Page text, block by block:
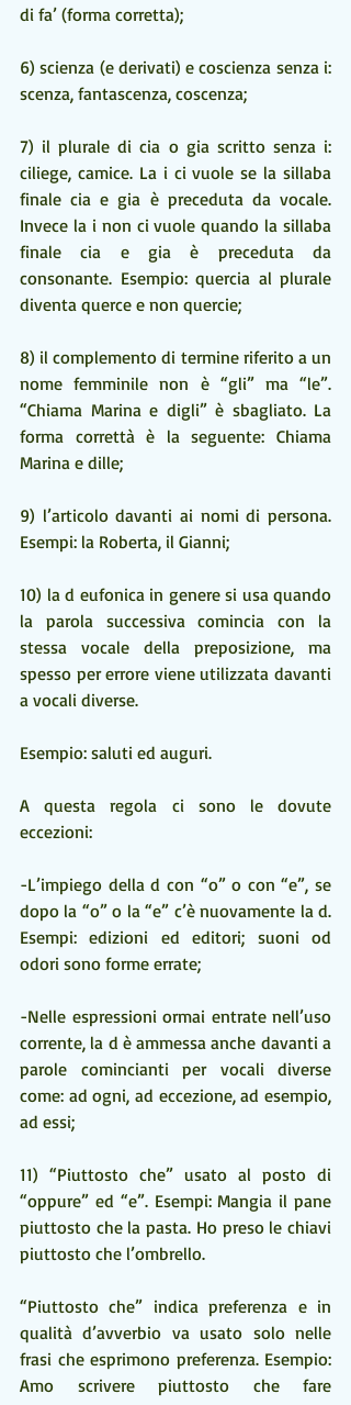
di fa’ (forma corretta);
6) scienza (e derivati) e coscienza senza i:
scenza, fantascenza, coscenza;
7) il plurale di cia o gia scritto senza i:
ciliege, camice. La i ci vuole se la sillaba
finale cia e gia è preceduta da vocale.
Invece la i non ci vuole quando la sillaba
finale cia e gia è preceduta da
consonante. Esempio: quercia al plurale
diventa querce e non quercie;
8) il complemento di termine riferito a un
nome femminile non è “gli” ma “le”.
“Chiama Marina e digli” è sbagliato. La
forma correttà è la seguente: Chiama
Marina e dille;
9) l’articolo davanti ai nomi di persona.
Esempi: la Roberta, il Gianni;
10) la d eufonica in genere si usa quando
la parola successiva comincia con la
stessa vocale della preposizione, ma
spesso per errore viene utilizzata davanti
a vocali diverse.
Esempio: saluti ed auguri.
A questa regola ci sono le dovute
eccezioni:
-L’impiego della d con “o” o con “e”, se
dopo la “o” o la “e” c’è nuovamente la d.
Esempi: edizioni ed editori; suoni od
odori sono forme errate;
-Nelle espressioni ormai entrate nell’uso
corrente, la d è ammessa anche davanti a
parole comincianti per vocali diverse
come: ad ogni, ad eccezione, ad esempio,
ad essi;
11) “Piuttosto che” usato al posto di
“oppure” ed “e”. Esempi: Mangia il pane
piuttosto che la pasta. Ho preso le chiavi
piuttosto che l’ombrello.
“Piuttosto che” indica preferenza e in
qualità d’avverbio va usato solo nelle
frasi che esprimono preferenza. Esempio:
Amo scrivere piuttosto che fare